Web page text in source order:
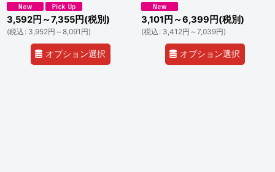
3,592円 ～7,355円(税別)
(税込 : 3,952円 ～8,091 円)
オプション選択
3,101 円 ～6,399 円(税別)
(税込 : 3,412円 ～7,039円)
オプション選択